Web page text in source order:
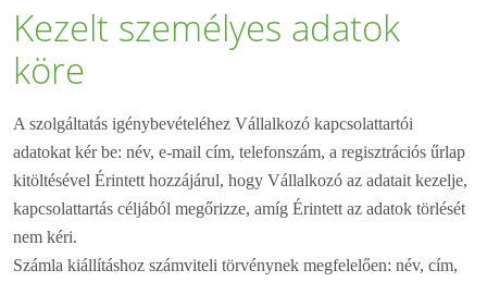
Kezelt személyes adatok
köre
A szolgáltatás igénybevételéhez Vállalkozó kapcsolattartói
adatokat kér be: név, e-mail cím, telefonszám, a regisztrációs űrlap
kitöltésével Érintett hozzájárul, hogy Vállalkozó az adatait kezelje,
kapcsolattartás céljából megőrizze, amíg Érintett az adatok törlését
nem kéri.
Számla kiállításhoz számviteli törvénynek megfelelően: név, cím,